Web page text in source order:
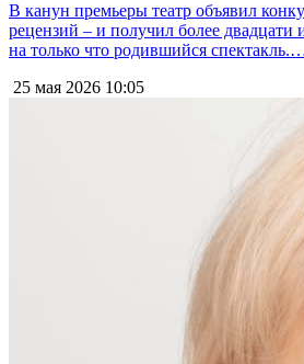
В канун премьеры театр объявил
рецензий – и получил более двадцати
на только что родившийся
25 мая 2026 10:05